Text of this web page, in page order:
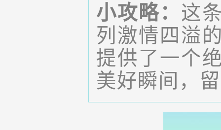
小攻略： 这
列激情四溢
提供了一个
美好瞬间，